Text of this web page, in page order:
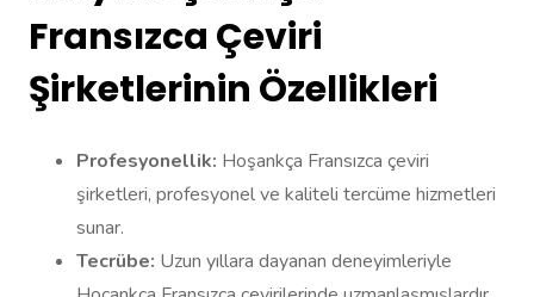
Fransızca Çeviri
Şirketlerinin Özellikleri
Profesyonellik: Hoşankça Fransızca çeviri
şirketleri, profesyonel ve kaliteli tercüme hizmetleri
sunar.
Tecrübe: Uzun yıllara dayanan deneyimleriyle